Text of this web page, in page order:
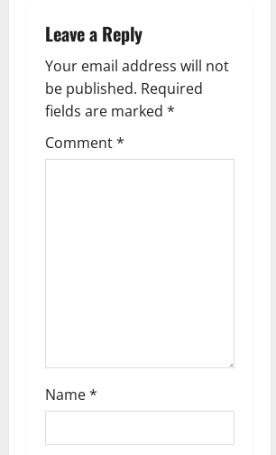
v
i
g
a
t
Leave a Reply
Your email address will not
be published. Required
fields are marked *
Comment*
Name*